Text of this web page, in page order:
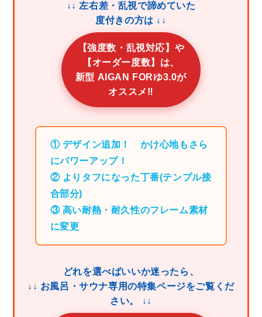
↓↓ 左右差・乱視で諦めていた
度付きの方は ↓↓
【強度数・乱視対応】や
【オーダー度数】は、
新型 AIGAN FORゆ3.0が
オススメ‼
① デザイン追加！ かけ心地もさら
にパワーアップ！
② よりタフになった丁番(テンプル接
合部分)
③ 高い耐熱・耐久性のフレーム素材
に変更
どれを選べばいいか迷ったら、
↓↓ お風呂・サウナ専用の特集ページをご覧くだ
さい。 ↓↓